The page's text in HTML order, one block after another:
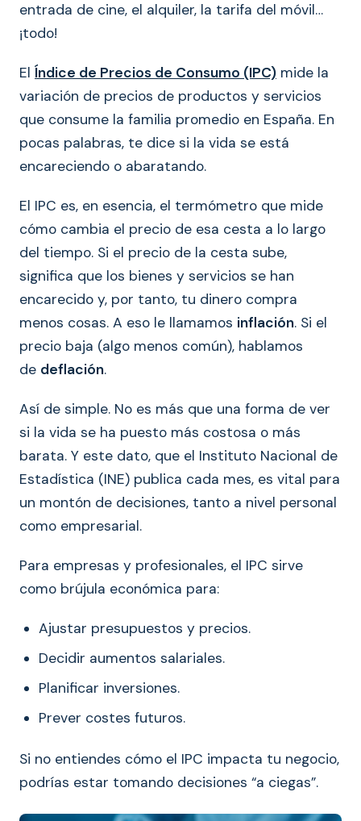
entrada de cine, el alquiler, la tarifa del móvil…
¡todo!
El Índice de Precios de Consumo (IPC) mide la
variación de precios de productos y servicios
que consume la familia promedio en España. En
pocas palabras, te dice si la vida se está
encareciendo o abaratando.
El IPC es, en esencia, el termómetro que mide
cómo cambia el precio de esa cesta a lo largo
del tiempo. Si el precio de la cesta sube,
significa que los bienes y servicios se han
encarecido y, por tanto, tu dinero compra
menos cosas. A eso le llamamos inflación. Si el
precio baja (algo menos común), hablamos
de deflación.
Así de simple. No es más que una forma de ver
si la vida se ha puesto más costosa o más
barata. Y este dato, que el Instituto Nacional de
Estadística (INE) publica cada mes, es vital para
un montón de decisiones, tanto a nivel personal
como empresarial.
Para empresas y profesionales, el IPC sirve
como brújula económica para:
Ajustar presupuestos y precios.
Decidir aumentos salariales.
Planificar inversiones.
Prever costes futuros.
Si no entiendes cómo el IPC impacta tu negocio,
podrías estar tomando decisiones “a ciegas”.